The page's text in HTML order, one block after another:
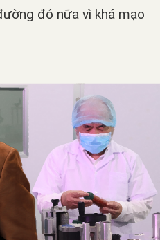
đó nữa vì khá mạo